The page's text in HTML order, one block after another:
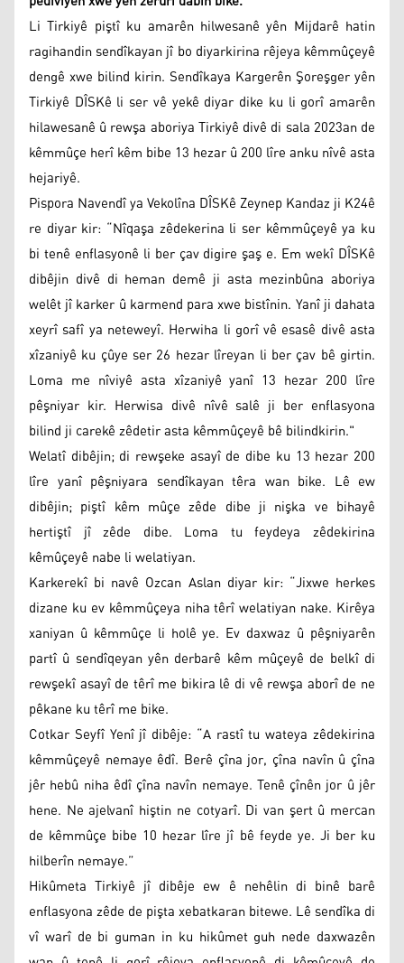
Li Tirkiyê piştî ku amarên hilwesanê yên Mijdarê hatin
ragihandin sendîkayan jî bo diyarkirina rêjeya kêmmûçeyê
dengê xwe bilind kirin. Sendîkaya Kargerên Şoreşger yên
Tirkiyê DÎSKê li ser vê yekê diyar dike ku li gorî amarên
hilawesanê û rewşa aboriya Tirkiyê divê di sala 2023an de
kêmmûçe herî kêm bibe 13 hezar û 200 lîre anku nîvê asta
hejariyê.
Pispora Navendî ya Vekolîna DÎSKê Zeynep Kandaz ji K24ê
re diyar kir: “Nîqaşa zêdekerina li ser kêmmûçeyê ya ku
bi tenê enflasyonê li ber çav digire şaş e. Em wekî DÎSKê
dibêjin divê di heman demê ji asta mezinbûna aboriya
welêt jî karker û karmend para xwe bistînin. Yanî ji dahata
xeyrî safî ya neteweyî. Herwiha li gorî vê esasê divê asta
xîzaniyê ku çûye ser 26 hezar lîreyan li ber çav bê girtin.
Loma me nîviyê asta xîzaniyê yanî 13 hezar 200 lîre
pêşniyar kir. Herwisa divê nîvê salê ji ber enflasyona
bilind ji carekê zêdetir asta kêmmûçeyê bê bilindkirin."
Welatî dibêjin; di rewşeke asayî de dibe ku 13 hezar 200
lîre yanî pêşniyara sendîkayan têra wan bike. Lê ew
dibêjin; piştî kêm mûçe zêde dibe ji nişka ve bihayê
hertiştî jî zêde dibe. Loma tu feydeya zêdekirina
kêmûçeyê nabe li welatiyan.
Karkerekî bi navê Ozcan Aslan diyar kir: “Jixwe herkes
dizane ku ev kêmmûçeya niha têrî welatiyan nake. Kirêya
xaniyan û kêmmûçe li holê ye. Ev daxwaz û pêşniyarên
partî û sendîqeyan yên derbarê kêm mûçeyê de belkî di
rewşekî asayî de têrî me bikira lê di vê rewşa aborî de ne
pêkane ku têrî me bike.
Cotkar Seyfî Yenî jî dibêje: “A rastî tu wateya zêdekirina
kêmmûçeyê nemaye êdî. Berê çîna jor, çîna navîn û çîna
jêr hebû niha êdî çîna navîn nemaye. Tenê çînên jor û jêr
hene. Ne ajelvanî hiştin ne cotyarî. Di van şert û mercan
de kêmmûçe bibe 10 hezar lîre jî bê feyde ye. Ji ber ku
hilberîn nemaye.”
Hikûmeta Tirkiyê jî dibêje ew ê nehêlin di binê barê
enflasyona zêde de pişta xebatkaran bitewe. Lê sendîka di
vî warî de bi guman in ku hikûmet guh nede daxwazên